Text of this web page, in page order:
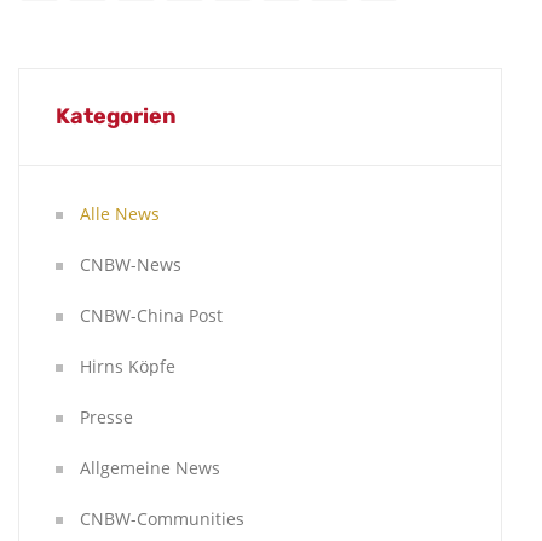
Kategorien
Alle News
CNBW-News
CNBW-China Post
Hirns Köpfe
Presse
Allgemeine News
CNBW-Communities